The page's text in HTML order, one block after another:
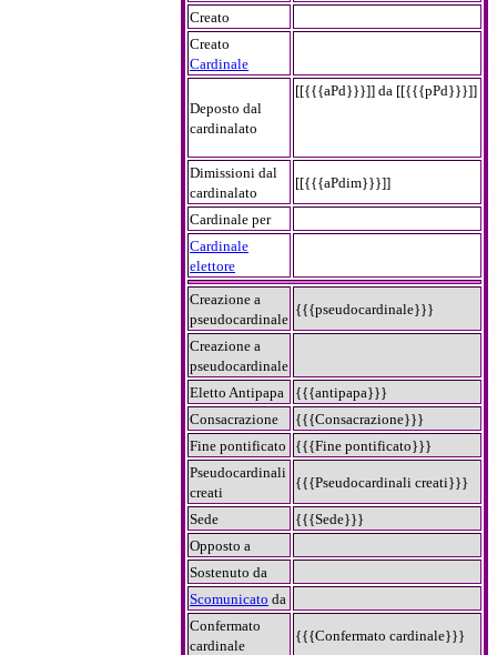
Creato
Creato
Cardinale
Deposto dal
cardinalato
[[{{{aPd}}}]] da [[{{{pPd}}}]]
Dimissioni dal
cardinalato
[[{{{aPdim}}}]]
Cardinale per
Cardinale
elettore
Creazione a
pseudocardinale
{{{pseudocardinale}}}
Creazione a
pseudocardinale
Eletto Antipapa
{{{antipapa}}}
Consacrazione
{{{Consacrazione}}}
Fine pontificato
{{{Fine pontificato}}}
Pseudocardinali
creati
{{{Pseudocardinali creati}}}
Sede
{{{Sede}}}
Opposto a
Sostenuto da
Scomunicato da
Confermato
cardinale
{{{Confermato cardinale}}}